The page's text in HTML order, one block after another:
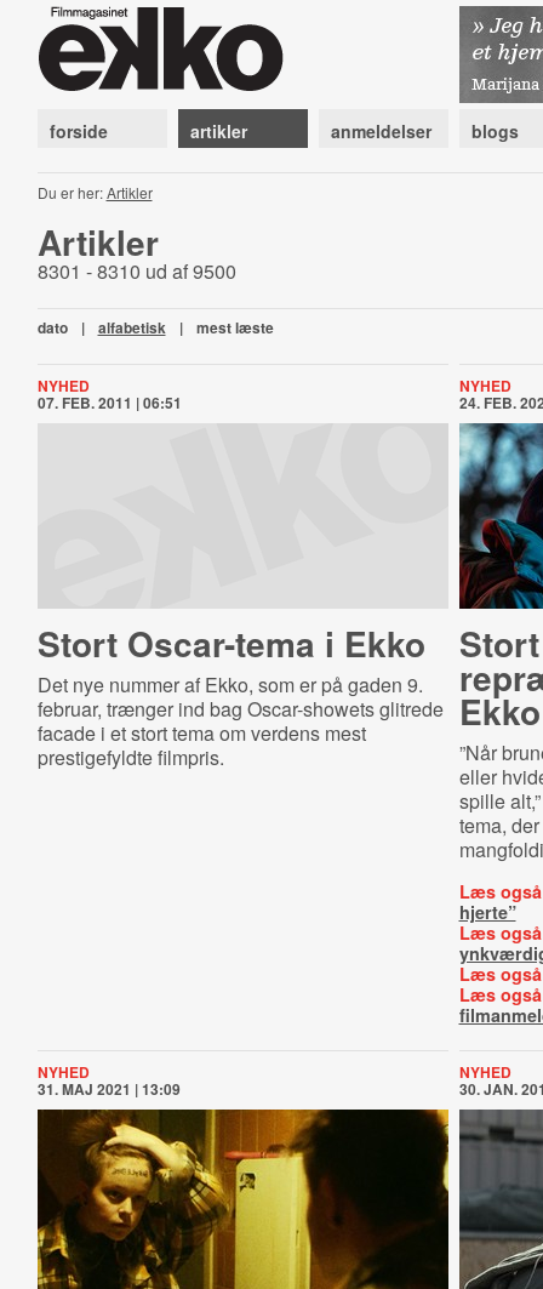
forside artikler anmeldelser blogs
Du er her:Artikler
Artikler
8301 - 8310 ud af 9500
dato | alfabetisk | mest læste
NYHED
07. FEB. 2011 | 06:51
Stort Oscar-tema i Ekko
Det nye nummer af Ekko, som er på gaden 9.
februar, trænger ind bag Oscar-showets glitrede
facade i et stort tema om verdens mest
prestigefyldte filmpris.
NYHED
24. FEB.
Ekko
”Når
eller
spille
tema,
Læs
hjerte”
Læs
Læs
Læs
NYHED
31. MAJ 2021 | 13:09
NYHED
30. JAN.